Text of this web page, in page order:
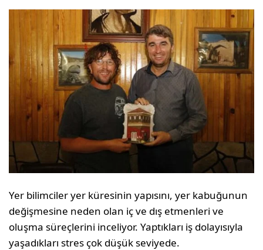
Yer bilimciler yer küresinin yapısını, yer kabuğunun
değişmesine neden olan iç ve dış etmenleri ve
oluşma süreçlerini inceliyor. Yaptıkları iş dolayısıyla
yaşadıkları stres çok düşük seviyede.